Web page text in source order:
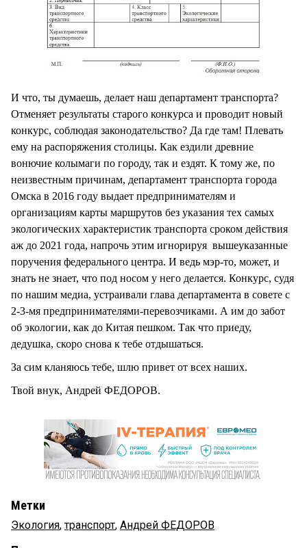
И что, ты думаешь, делает наш департамент транспорта?
Отменяет результаты старого конкурса и проводит новый
конкурс, соблюдая законодательство? Да где там! Плевать
ему на распоряжения столицы. Как ездили древние
вонючие колымаги по городу, так и ездят. К тому же, по
неизвестным причинам, департамент транспорта города
Омска в 2016 году выдает предпринимателям и
организациям карты маршрутов без указания тех самых
экологических характеристик транспорта сроком действия
аж до 2021 года, напрочь этим игнорируя вышеуказанные
поручения федерального центра. И ведь мэр-то, может, и
знать не знает, что под носом у него делается. Конкурс, судя
по нашим медиа, устраивали глава департамента в совете с
2-3-мя предпринимателями-перевозчиками. А им до забот
об экологии, как до Китая пешком. Так что приеду,
дедушка, скоро снова к тебе отдышаться.
За сим кланяюсь тебе, шлю привет от всех наших.
Твой внук, Андрей ФЕДОРОВ.
Метки
Экология,транспорт, Андрей ФЕДОРОВ